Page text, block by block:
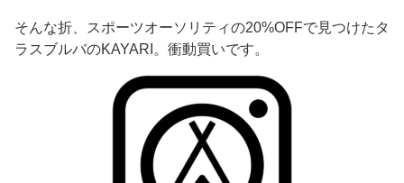
そんな折、スポーツオーソリティの20%OFFで見つけたタ
ラスブルバのKAYARI。衝動買いです。